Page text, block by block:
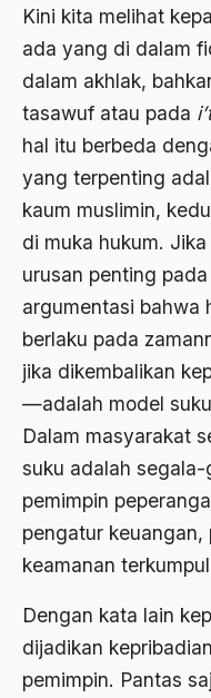
Kini kita melihat
ada yang di dalam
dalam akhlak,
tasawuf atau pada
hal itu berbeda
yang terpenting
kaum muslimin,
di muka hukum.
urusan penting
argumentasi bahwa
berlaku pada
jika dikembalikan
—adalah model
Dalam masyarakat
suku adalah
pemimpin
pengatur
keamanan
Dengan kata lain
dijadikan
pemimpin. Pantas
Akademi Betawi
Akademi Jakarta
akhlak
Akhlaq
Akidah
Aktivis Muda
akulturasi
Al Asnawi
al qaeda
Al-Azhar
Al-Ghazali
Al-Ikhwanul Muslimin
al-Khalil Ibnu Ahmad al-